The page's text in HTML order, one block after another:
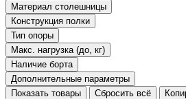
Материал столешницы
Конструкция полки
Тип опоры
Макс. нагрузка (до, кг)
Наличие борта
Дополнительные параметры
Показать товары
Сбросить всё